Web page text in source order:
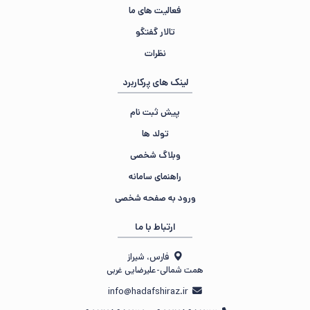
فعالیت های ما
تالار گفتگو
نظرات
لینک های پرکاربرد
پیش ثبت نام
تولد ها
وبلاگ شخصی
راهنمای سامانه
ورود به صفحه شخصی
ارتباط با ما
فارس، شیراز
همت شمالی-علیرضایی غربی
info@hadafshiraz.ir